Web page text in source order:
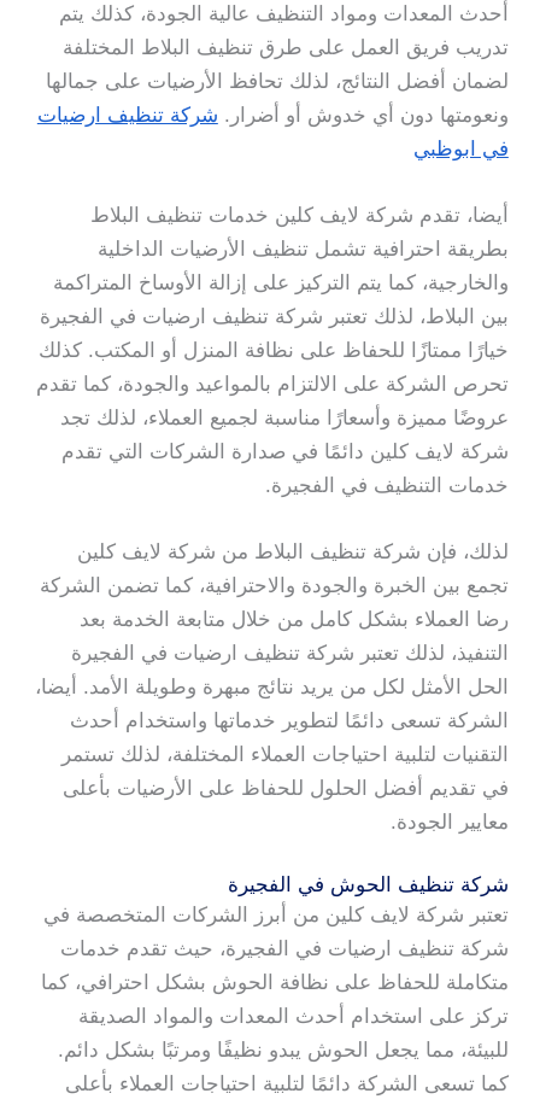
أحدث المعدات ومواد التنظيف عالية الجودة، كذلك يتم
تدريب فريق العمل على طرق تنظيف البلاط المختلفة
لضمان أفضل النتائج، لذلك تحافظ الأرضيات على جمالها
ونعومتها دون أي خدوش أو أضرار. شركة تنظيف ارضيات
في ابوظبي
أيضا، تقدم شركة لايف كلين خدمات تنظيف البلاط
بطريقة احترافية تشمل تنظيف الأرضيات الداخلية
والخارجية، كما يتم التركيز على إزالة الأوساخ المتراكمة
بين البلاط، لذلك تعتبر شركة تنظيف ارضيات في الفجيرة
خيارًا ممتازًا للحفاظ على نظافة المنزل أو المكتب. كذلك
تحرص الشركة على الالتزام بالمواعيد والجودة، كما تقدم
عروضًا مميزة وأسعارًا مناسبة لجميع العملاء، لذلك تجد
شركة لايف كلين دائمًا في صدارة الشركات التي تقدم
خدمات التنظيف في الفجيرة.
لذلك، فإن شركة تنظيف البلاط من شركة لايف كلين
تجمع بين الخبرة والجودة والاحترافية، كما تضمن الشركة
رضا العملاء بشكل كامل من خلال متابعة الخدمة بعد
التنفيذ، لذلك تعتبر شركة تنظيف ارضيات في الفجيرة
الحل الأمثل لكل من يريد نتائج مبهرة وطويلة الأمد. أيضا،
الشركة تسعى دائمًا لتطوير خدماتها واستخدام أحدث
التقنيات لتلبية احتياجات العملاء المختلفة، لذلك تستمر
في تقديم أفضل الحلول للحفاظ على الأرضيات بأعلى
معايير الجودة.
شركة تنظيف الحوش في الفجيرة
تعتبر شركة لايف كلين من أبرز الشركات المتخصصة في
شركة تنظيف ارضيات في الفجيرة، حيث تقدم خدمات
متكاملة للحفاظ على نظافة الحوش بشكل احترافي، كما
تركز على استخدام أحدث المعدات والمواد الصديقة
للبيئة، مما يجعل الحوش يبدو نظيفًا ومرتبًا بشكل دائم.
كما تسعى الشركة دائمًا لتلبية احتياجات العملاء بأعلى